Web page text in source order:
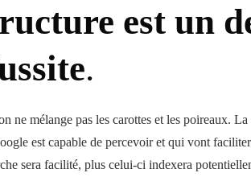
est un
.
ne mélange pas les carottes et les poireaux.
est capable de percevoir et qui vont
sera facilité, plus celui-ci indexera